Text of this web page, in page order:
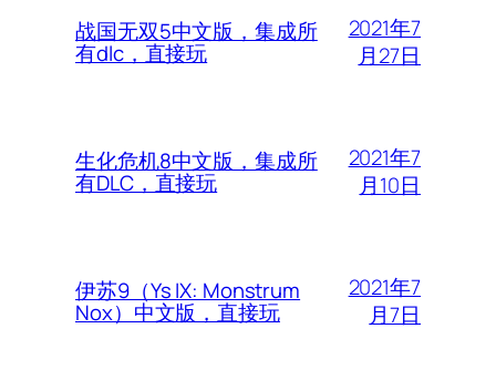
战国无双5中文版，集成所
有dlc，直接玩
2021年7
月27日
生化危机8中文版，集成所
有DLC，直接玩
2021年7
月10日
伊苏9（Ys IX: Monstrum
Nox）中文版，直接玩
2021年7
月7日